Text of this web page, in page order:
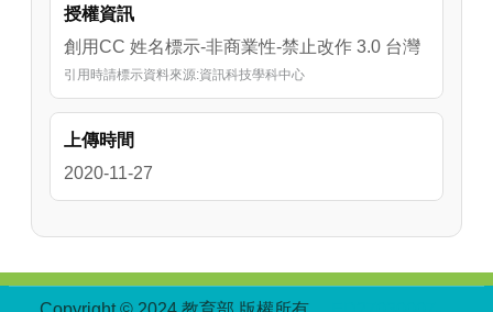
授權資訊
創用CC 姓名標示-非商業性-禁止改作 3.0 台灣
引用時請標示資料來源:資訊科技學科中心
上傳時間
2020-11-27